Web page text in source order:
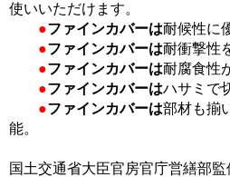
使いいただけます。
●ファインカバーは耐候性に
●ファインカバーは耐衝撃性
●ファインカバーは耐腐食性
●ファインカバーはハサミで
●ファインカバーは部材も揃
能。
国土交通省大臣官房官庁営繕部